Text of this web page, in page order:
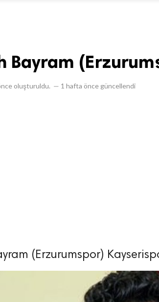
Bayram
oluşturuldu. — 1 hafta önce güncellendi
(Erzurumspor)